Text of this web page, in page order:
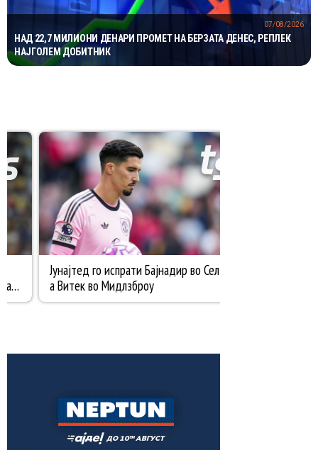
НАД 22,7 МИЛИОНИ ДЕНАРИ ПРОМЕТ НА БЕРЗАТА ДЕНЕС, РЕПЛЕК
НАЈГОЛЕМ ДОБИТНИК
07/08/2026